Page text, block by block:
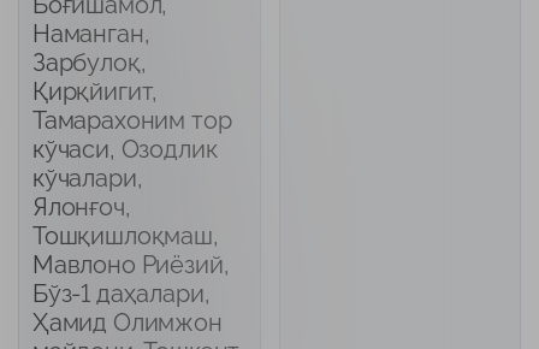
Наманган,
Зарбулоқ,
Қирқйигит,
Тамарахоним тор
кўчаси, Озодлик
кўчалари,
Ялонғоч,
Тошқишлоқмаш,
Мавлоно Риёзий,
Бўз-1 даҳалари,
Ҳамид Олимжон